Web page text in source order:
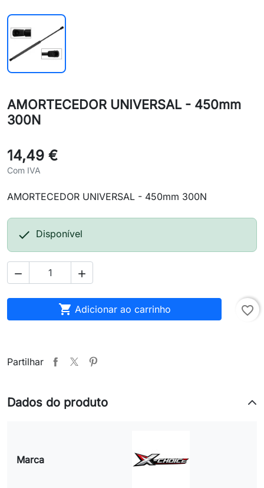
AMORTECEDOR UNIVERSAL - 450mm
300N
14,49 €
Com IVA
AMORTECEDOR UNIVERSAL - 450mm 300N
 Disponível
 
 Adicionar ao carrinho favorite_border
Partilhar
Dados do produto
Marca